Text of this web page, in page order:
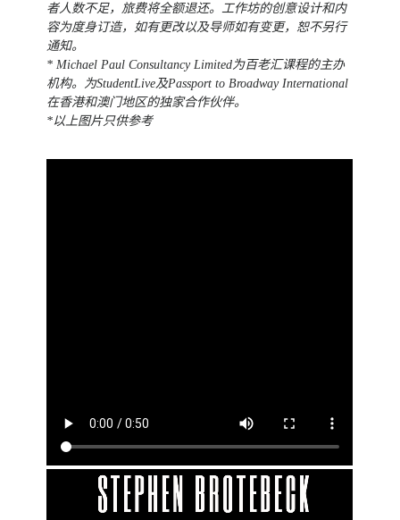
者人数不足，旅费将全额退还。工作坊的创意设计和内
容为度身订造，如有更改以及导师如有变更，恕不另行
通知。
* Michael Paul Consultancy Limited为百老汇课程的主办
机构。为StudentLive及Passport to Broadway International
在香港和澳门地区的独家合作伙伴。
*以上图片只供参考